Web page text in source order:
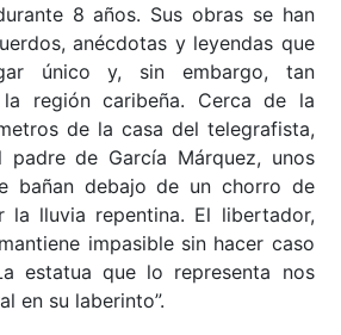
8 años. Sus obras se han
anécdotas y leyendas que
único y, sin embargo, tan
región caribeña. Cerca de la
de la casa del telegrafista,
padre de García Márquez, unos
bañan debajo de un chorro de
la lluvia repentina. El libertador,
impasible sin hacer caso
estatua que lo representa nos
en su laberinto”.